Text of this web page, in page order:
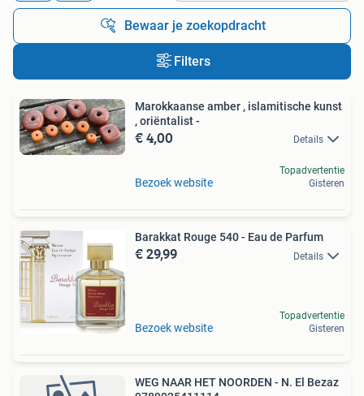
Bewaar je zoekopdracht
Filters
Marokkaanse amber , islamitische kunst
, oriëntalist -
€ 4,00 Details
Bezoek website
Topadvertentie
Gisteren
Barakkat Rouge 540 - Eau de Parfum
€ 29,99 Details
Bezoek website
Topadvertentie
Gisteren
WEG NAAR HET NOORDEN - N. El Bezaz